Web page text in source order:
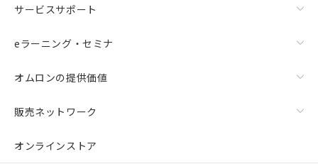
サービスサポート
eラーニング・セミナ
オムロンの提供価値
販売ネットワーク
オンラインストア